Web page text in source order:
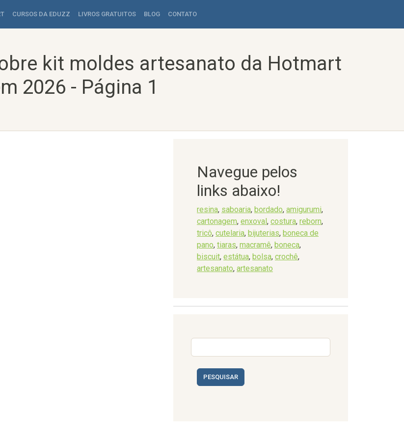
CURSOS DA EDUZZ LIVROS GRATUITOS BLOG CONTATO
kit moldes artesanato da Hotmart
2026 - Página 1
Navegue pelos
links abaixo!
resina, saboaria, bordado, amigurumi,
cartonagem, enxoval, costura, reborn,
tricô, cutelaria, bijuterias, boneca de
pano, tiaras, macramê, boneca,
biscuit, estátua, bolsa, crochê,
artesanato, artesanato
PESQUISAR